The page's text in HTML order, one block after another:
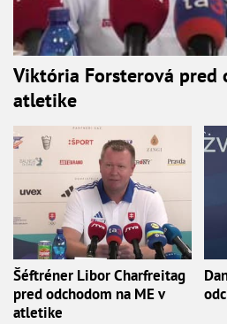
Viktória Forsterová pred
atletike
Šéftréner Libor Charfreitag
pred odchodom na ME v
atletike